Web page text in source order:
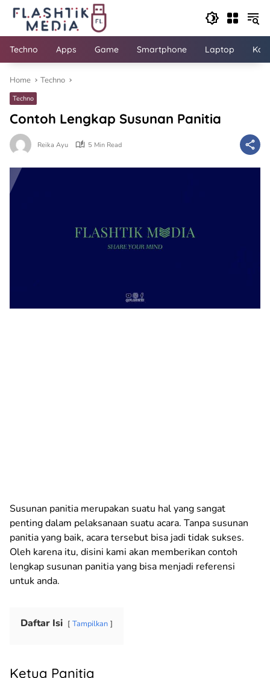
Skip
content
Techno Apps Game Smartphone Laptop
Home Techno
Techno
Contoh Lengkap Susunan Panitia
Reika Ayu 5 Min Read
Susunan panitia merupakan suatu hal yang sangat
penting dalam pelaksanaan suatu acara. Tanpa susunan
panitia yang baik, acara tersebut bisa jadi tidak sukses.
Oleh karena itu, disini kami akan memberikan contoh
lengkap susunan panitia yang bisa menjadi referensi
untuk anda.
Daftar Isi Tampilkan
Ketua Panitia